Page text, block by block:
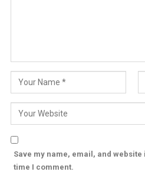
Save my name, email, and
time I comment.